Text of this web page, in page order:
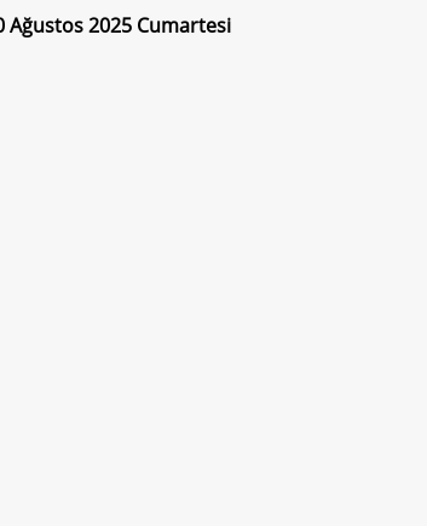
Ağustos 2025 Cumartesi